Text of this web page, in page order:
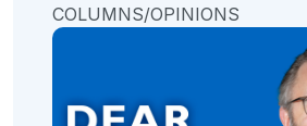
COLUMNS/OPINIONS